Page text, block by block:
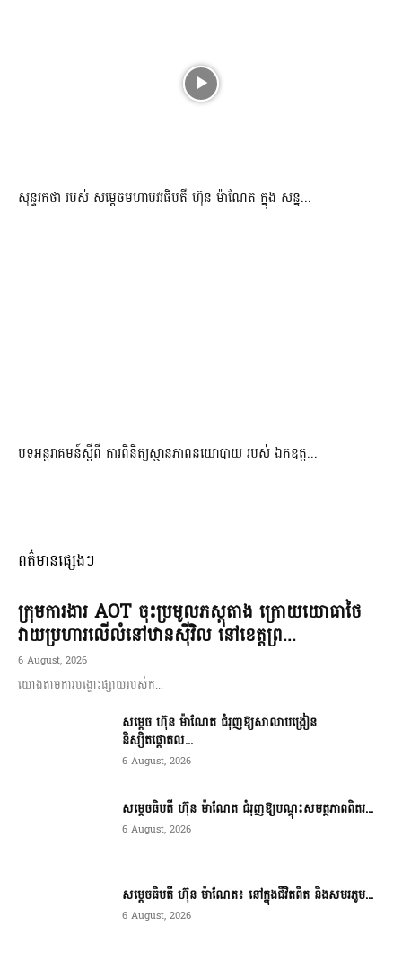
សុន្ទរកថា របស់ សម្ដេចមហាបវរធិបតី ហ៊ុន ម៉ាណែត ក្នុង សន្ន...
បទអន្តរាគមន៍ស្តីពី ការពិនិត្យស្ថានភាពនយោបាយ របស់ ឯកឧត្ត...
ពត៌មានផ្សេងៗ
ក្រុមការងារ AOT ចុះប្រមូលភស្តុតាង ក្រោយយោធាថៃ
វាយប្រហារលើលំនៅឋានស៊ីវិល នៅខេត្តព្រ...
6 August, 2026
យោងតាមការបង្ហោះផ្សាយរបស់ក...
សម្តេច ហ៊ុន ម៉ាណែត ជំរុញឱ្យសាលាបង្រៀន
និស្សិតផ្តោតល...
6 August, 2026
សម្តេចធិបតី ហ៊ុន ម៉ាណែត ជំរុញឱ្យបណ្តុះសមត្ថភាពពិតរ...
6 August, 2026
សម្តេចធិបតី ហ៊ុន ម៉ាណែត៖ នៅក្នុងជីវិតពិត និងសមរភូម...
6 August, 2026